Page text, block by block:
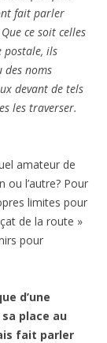
fait parler
ce soit celles
postale, ils
des noms
devant de tels
les traverser.
amateur de
ou l’autre? Pour
limites pour
de la route »
pour
d’une
place au
fait parler